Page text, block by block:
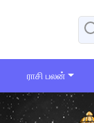
ராசி பலன்